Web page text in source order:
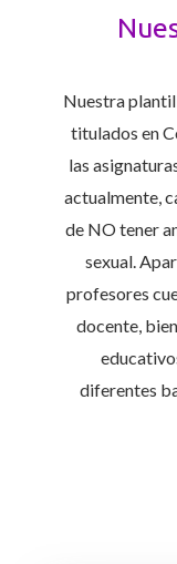
Nuestra
titulados en
las
actualmente,
de NO tener
sexual.
profesores
docente,
diferentes